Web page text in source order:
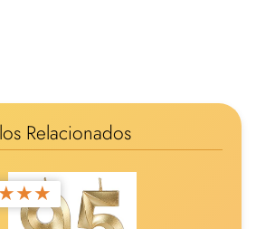
Relacionados
★★